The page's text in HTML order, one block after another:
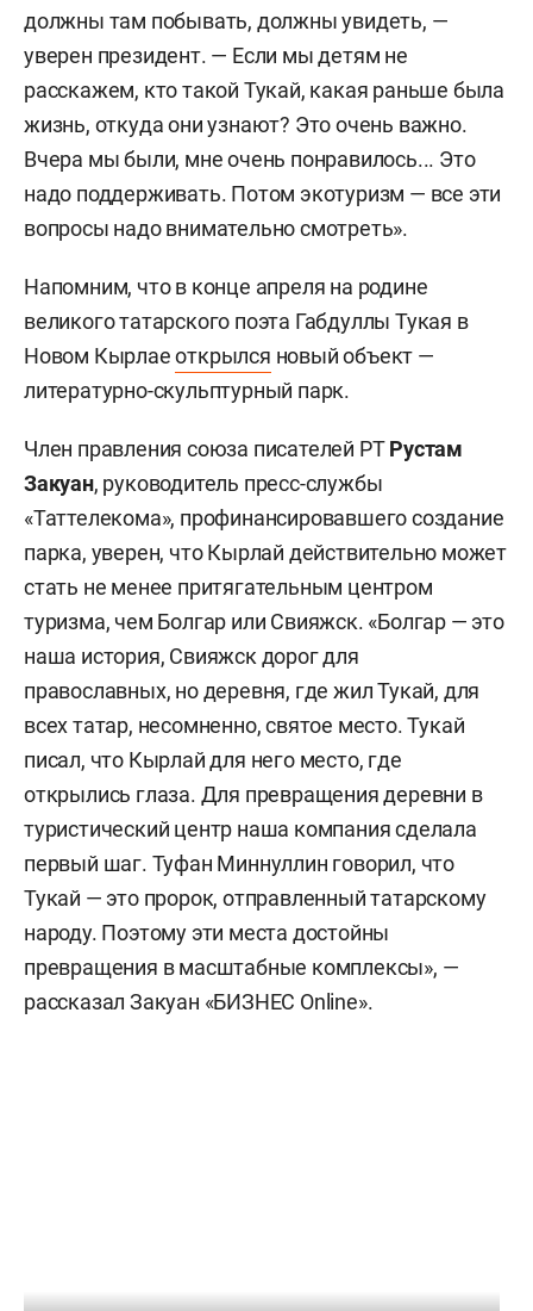
должны там побывать, должны увидеть, —
уверен президент. — Если мы детям не
расскажем, кто такой Тукай, какая раньше была
жизнь, откуда они узнают? Это очень важно.
Вчера мы были, мне очень понравилось... Это
надо поддерживать. Потом экотуризм — все эти
вопросы надо внимательно смотреть».
Напомним, что в конце апреля на родине
великого татарского поэта Габдуллы Тукая в
Новом Кырлаеоткрылся новый объект —
литературно-скульптурный парк.
Член правления союза писателей РТРустам
Закуан, руководитель пресс-службы
«Таттелекома», профинансировавшего создание
парка, уверен, что Кырлай действительно может
стать не менее притягательным центром
туризма, чем Болгар или Свияжск. «Болгар — это
наша история, Свияжск дорог для
православных, но деревня, где жил Тукай, для
всех татар, несомненно, святое место. Тукай
писал, что Кырлай для него место, где
открылись глаза. Для превращения деревни в
туристический центр наша компания сделала
первый шаг. Туфан Миннуллин говорил, что
Тукай — это пророк, отправленный татарскому
народу. Поэтому эти места достойны
превращения в масштабные комплексы», —
рассказал Закуан «БИЗНЕС Online».